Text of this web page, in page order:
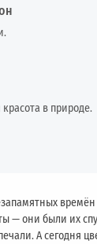
в природе.
— они были их
А сегодня